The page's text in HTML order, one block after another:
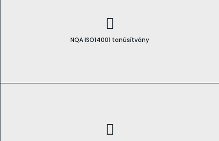
NQA ISO14001 tanúsítvány